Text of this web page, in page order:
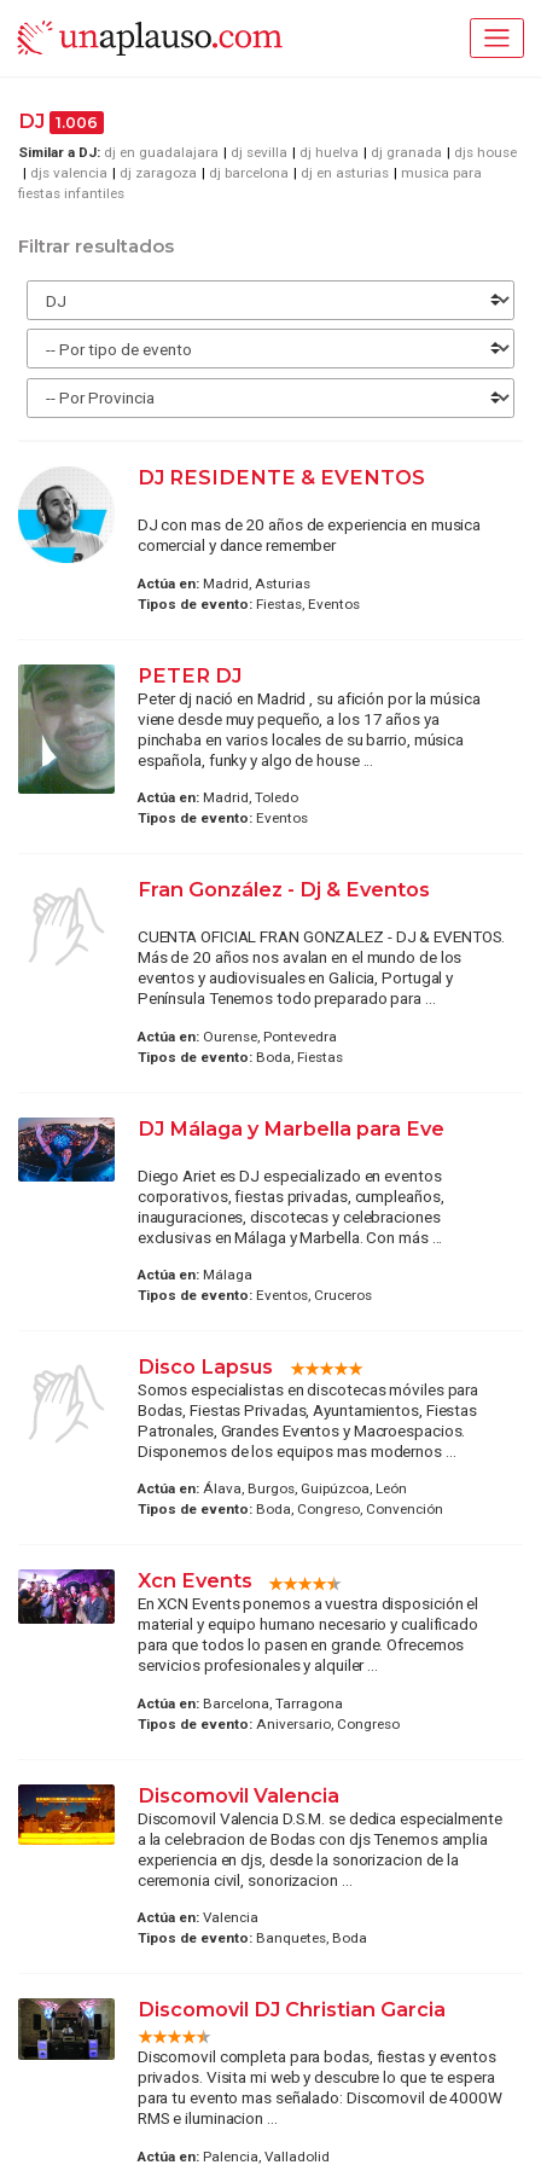
DJ 1.006
Similar a DJ: dj en guadalajara dj sevilla dj huelva dj granada
djs house
djs valencia
dj zaragoza dj barcelona dj en asturias
musica para
fiestas infantiles
Filtrar resultados
DJ RESIDENTE & EVENTOS
DJ con mas de 20 años de experiencia en musica
comercial y dance remember
Actúa en:Madrid, Asturias
Tipos de evento:Fiestas, Eventos
PETER DJ
Peter dj nació en Madrid , su afición por la música
viene desde muy pequeño, a los 17 años ya
pinchaba en varios locales de su barrio, música
española, funky y algo de house ...
Actúa en:Madrid, Toledo
Tipos de evento:Eventos
Fran González - Dj & Eventos
CUENTA OFICIAL FRAN GONZALEZ - DJ & EVENTOS.
Más de 20 años nos avalan en el mundo de los
eventos y audiovisuales en Galicia, Portugal y
Península Tenemos todo preparado para ...
Actúa en:Ourense, Pontevedra
Tipos de evento:Boda, Fiestas
DJ Málaga y Marbella para Eve
Diego Ariet es DJ especializado en eventos
corporativos, fiestas privadas, cumpleaños,
inauguraciones, discotecas y celebraciones
exclusivas en Málaga y Marbella. Con más ...
Actúa en:Málaga
Tipos de evento:Eventos, Cruceros
Disco Lapsus
Somos especialistas en discotecas móviles para
Bodas, Fiestas Privadas, Ayuntamientos, Fiestas
Patronales, Grandes Eventos y Macroespacios.
Disponemos de los equipos mas modernos ...
Actúa en:Álava, Burgos, Guipúzcoa, León
Tipos de evento:Boda, Congreso, Convención
Xcn Events
En XCN Events ponemos a vuestra disposición el
material y equipo humano necesario y cualificado
para que todos lo pasen en grande. Ofrecemos
servicios profesionales y alquiler ...
Actúa en:Barcelona, Tarragona
Tipos de evento:Aniversario, Congreso
Discomovil Valencia
Discomovil Valencia D.S.M. se dedica especialmente
a la celebracion de Bodas con djs Tenemos amplia
experiencia en djs, desde la sonorizacion de la
ceremonia civil, sonorizacion ...
Actúa en:Valencia
Tipos de evento:Banquetes, Boda
Discomovil DJ Christian Garcia
Discomovil completa para bodas, fiestas y eventos
privados. Visita mi web y descubre lo que te espera
para tu evento mas señalado: Discomovil de 4000W
RMS e iluminacion ...
Actúa en:Palencia, Valladolid